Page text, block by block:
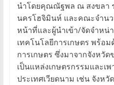
นำโดยคุณณัฐพล ณ สงขลา
นครโฮจิมินห์ และคณะจำนว
หน้าที่และผู้นำเข้า/จัดจำหน่
เทคโนโลยีการเกษตร พร้อ
การเกษตร ซึ่งมาจากจังหวั
เป็นแหล่งเกษตรกรรมและเ
ประเทศเวียดนาม เช่น จังหวั